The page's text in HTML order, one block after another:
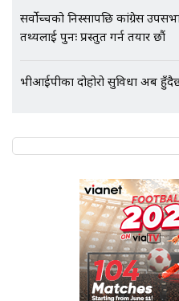
सर्वोच्चको निस्सापछि कांग्रेस
तथ्यलाई पुनः प्रस्तुत गर्न तयार छौं
भीआईपीका दोहोरो सुविधा अब